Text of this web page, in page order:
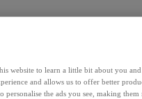
website to learn a little bit about you
and allows us to offer better
personalise the ads you see, making